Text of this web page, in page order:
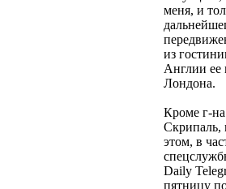
меня, и
из
Англии ее
Лондона.
Кроме г-
Скрипаль,
этом, в
Daily
пятницу